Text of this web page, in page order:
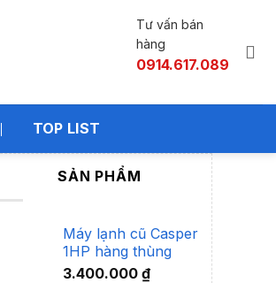
Tư vấn bán
hàng
0914.617.089
TOP LIST
SẢN PHẨM
Máy lạnh cũ Casper
1HP hàng thùng
3.400.000 ₫